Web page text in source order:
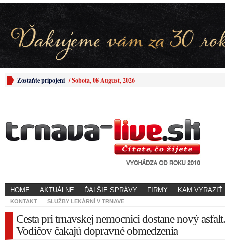
Zostaňte pripojení /Sobota, 08 August, 2026
HOME AKTUÁLNE ĎALŠIE SPRÁVY FIRMY KAM VYRAZIŤ
KONTAKT SLUŽBY LEKÁRNÍ V TRNAVE
Cesta pri trnavskej nemocnici dostane nový asfalt.
Vodičov čakajú dopravné obmedzenia